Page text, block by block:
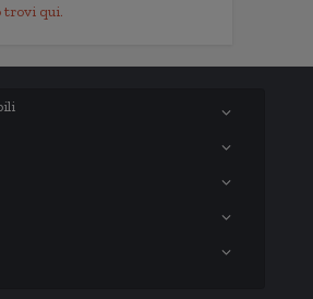
trovi qui.